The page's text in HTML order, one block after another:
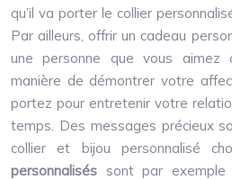
qu’il va porter le collier
Par ailleurs, offrir un cadeau
une personne que vous aimez
manière de démontrer votre
portez pour entretenir votre
temps. Des messages précieux
collier et bijou personnalisé
personnalisés sont par exemple